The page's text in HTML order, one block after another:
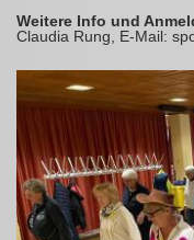
Weitere Info und
Claudia Rung, E-Mail: